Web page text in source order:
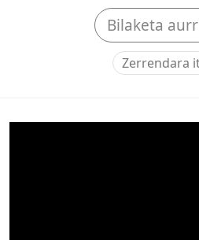
Bilaketa
Zerrendara